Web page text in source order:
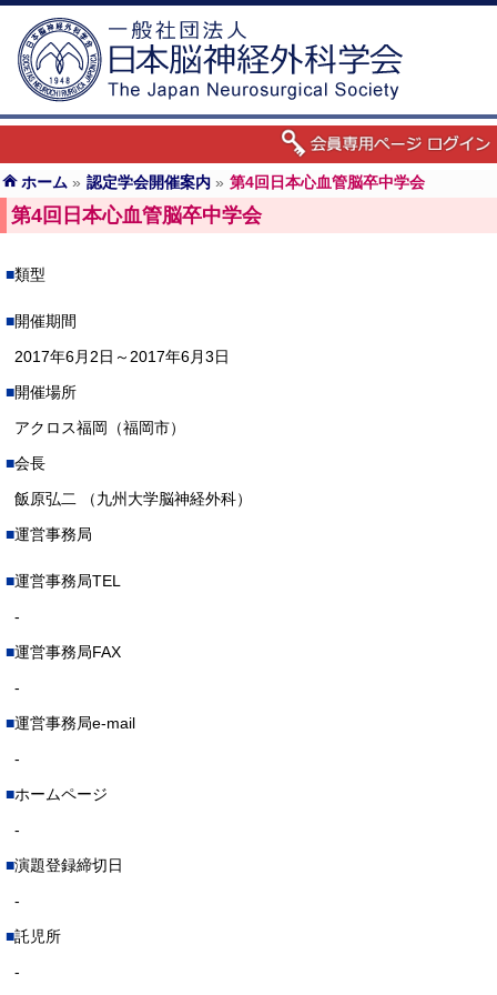
ホーム » 認定学会開催案内 » 第4回日本心血管脳卒中学会
第4回日本心血管脳卒中学会
類型
開催期間
2017年6月2日～2017年6月3日
開催場所
アクロス福岡（福岡市）
会長
飯原弘二 （九州大学脳神経外科）
運営事務局
運営事務局TEL
-
運営事務局FAX
-
運営事務局e-mail
-
ホームページ
-
演題登録締切日
-
託児所
-